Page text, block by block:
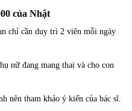
của Nhật
chỉ cần duy trì 2 viên mỗi ngày
nữ đang mang thai và cho con
nên tham khảo ý kiến của bác sĩ.